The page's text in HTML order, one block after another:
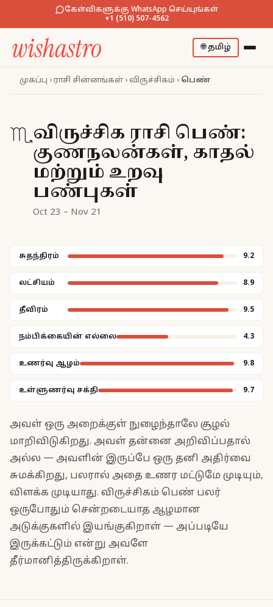
கேள்விகளுக்கு WhatsApp செய்யுங்கள்
+1 (510) 507-4562
🌐தமிழ்
முகப்பு ›ராசி சின்னங்கள்› விருச்சிகம் › பெண்
♏விருச்சிக ராசி பெண்:
குணநலன்கள், காதல்
மற்றும் உறவு
பண்புகள்
Oct 23 – Nov 21
சுதந்திரம் 9.2
லட்சியம் 8.9
தீவிரம் 9.5
நம்பிக்கையின் எல்லை 4.3
உணர்வு ஆழம் 9.8
உள்ளுணர்வு சக்தி 9.7
அவள் ஒரு அறைக்குள் நுழைந்தாலே சூழல்
மாறிவிடுகிறது. அவள் தன்னை அறிவிப்பதால்
அல்ல — அவளின் இருப்பே ஒரு தனி அதிர்வை
சுமக்கிறது, பலரால் அதை உணர மட்டுமே முடியும்,
விளக்க முடியாது. விருச்சிகம் பெண் பலர்
ஒருபோதும் சென்றடையாத ஆழமான
அடுக்குகளில் இயங்குகிறாள் — அப்படியே
இருக்கட்டும் என்று அவளே
தீர்மானித்திருக்கிறாள்.